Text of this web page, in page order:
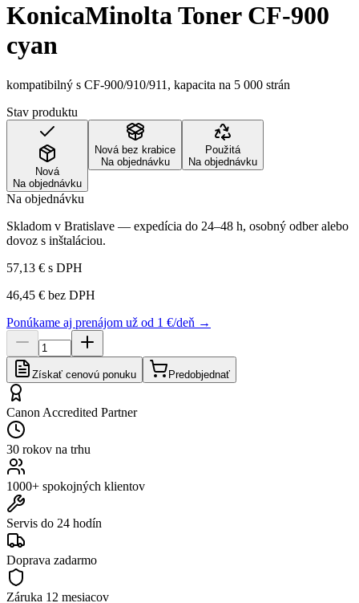
KonicaMinolta Toner CF-900
cyan
kompatibilný s CF-900/910/911, kapacita na 5 000 strán
Stav produktu
Nová
Na objednávku
Nová bez krabice
Na objednávku
Použitá
Na objednávku
Na objednávku
Skladom v Bratislave — expedícia do 24–48 h, osobný odber alebo
dovoz s inštaláciou.
57,13 € s DPH
46,45 € bez DPH
Ponúkame aj prenájom už od 1 €/deň →
Získať cenovú ponuku Predobjednať
Canon Accredited Partner
30 rokov na trhu
1000+ spokojných klientov
Servis do 24 hodín
Doprava zadarmo
Záruka 12 mesiacov